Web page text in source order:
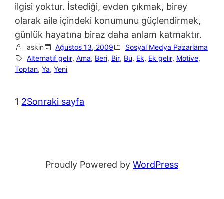
ilgisi yoktur. İstediği, evden çıkmak, birey
olarak aile içindeki konumunu güçlendirmek,
günlük hayatına biraz daha anlam katmaktır.
askin Ağustos 13, 2009
Sosyal Medya Pazarlama
Alternatif gelir, Ama, Beri, Bir, Bu, Ek, Ek gelir, Motive,
Toptan, Ya, Yeni
1 2Sonraki sayfa
Proudly Powered by WordPress